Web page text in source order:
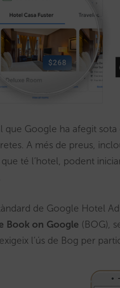
que Google ha afegit
A més de preus,
té l’hotel, podent
de Google Hotel
Book on Google (BOG),
l’ús de Bog per